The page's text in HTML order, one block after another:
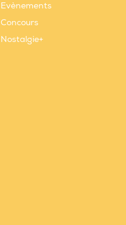
Evènements
Concours
Nostalgie+